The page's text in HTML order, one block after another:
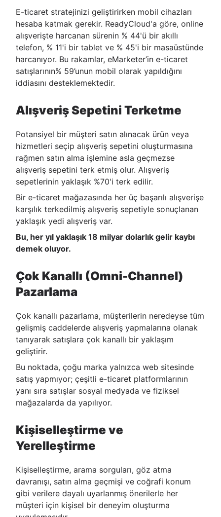
E-ticaret stratejinizi geliştirirken mobil cihazları
hesaba katmak gerekir. ReadyCloud'a göre, online
alışverişte harcanan sürenin % 44'ü bir akıllı
telefon, % 11'i bir tablet ve % 45'i bir masaüstünde
harcanıyor. Bu rakamlar, eMarketer’in e-ticaret
satışlarının% 59’unun mobil olarak yapıldığını
iddiasını desteklemektedir.
Alışveriş Sepetini Terketme
Potansiyel bir müşteri satın alınacak ürün veya
hizmetleri seçip alışveriş sepetini oluşturmasına
rağmen satın alma işlemine asla geçmezse
alışveriş sepetini terk etmiş olur. Alışveriş
sepetlerinin yaklaşık %70'i terk edilir.
Bir e-ticaret mağazasında her üç başarılı alışverişe
karşılık terkedilmiş alışveriş sepetiyle sonuçlanan
yaklaşık yedi alışveriş var.
Bu, her yıl yaklaşık 18 milyar dolarlık gelir kaybı
demek oluyor.
Çok Kanallı (Omni-Channel)
Pazarlama
Çok kanallı pazarlama, müşterilerin neredeyse tüm
gelişmiş caddelerde alışveriş yapmalarına olanak
tanıyarak satışlara çok kanallı bir yaklaşım
geliştirir.
Bu noktada, çoğu marka yalnızca web sitesinde
satış yapmıyor; çeşitli e-ticaret platformlarının
yanı sıra satışlar sosyal medyada ve fiziksel
mağazalarda da yapılıyor.
Kişiselleştirme ve
Yerelleştirme
Kişiselleştirme, arama sorguları, göz atma
davranışı, satın alma geçmişi ve coğrafi konum
gibi verilere dayalı uyarlanmış önerilerle her
müşteri için kişisel bir deneyim oluşturma